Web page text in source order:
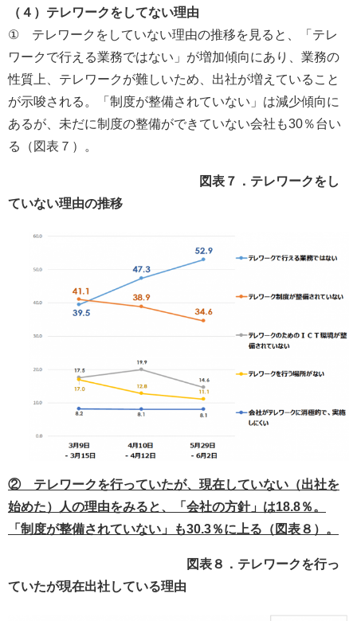
（４）テレワークをしてない理由
① テレワークをしていない理由の推移を見ると、「テレ
ワークで行える業務ではない」が増加傾向にあり、業務の
性質上、テレワークが難しいため、出社が増えていること
が示唆される。「制度が整備されていない」は減少傾向に
あるが、未だに制度の整備ができていない会社も30％台い
る（図表７）。
図表７．テレワークをし
ていない理由の推移
② テレワークを行っていたが、現在していない（出社を
始めた）人の理由をみると、「会社の方針」は18.8％。
「制度が整備されていない」も30.3％に上る（図表８）。
図表８．テレワークを行っ
ていたが現在出社している理由